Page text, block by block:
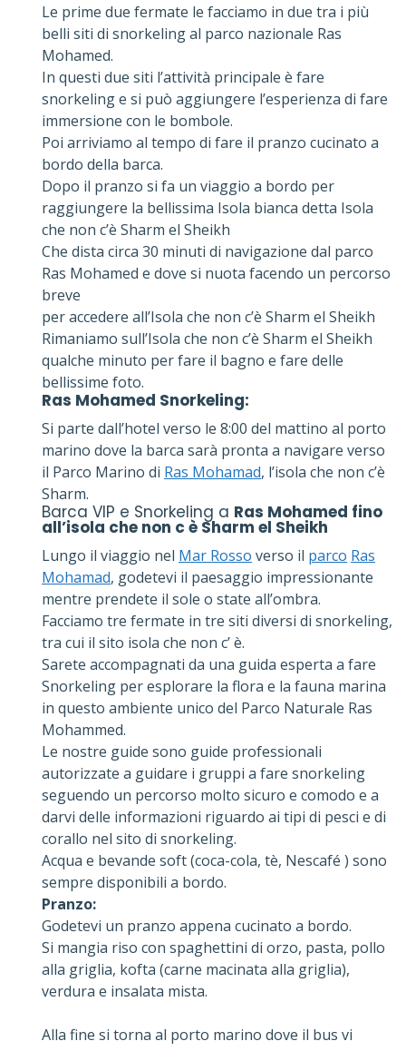
Le prime due fermate le facciamo in due tra i più
belli siti di snorkeling al parco nazionale Ras
Mohamed.
In questi due siti l’attività principale è fare
snorkeling e si può aggiungere l’esperienza di fare
immersione con le bombole.
Poi arriviamo al tempo di fare il pranzo cucinato a
bordo della barca.
Dopo il pranzo si fa un viaggio a bordo per
raggiungere la bellissima Isola bianca detta Isola
che non c’è Sharm el Sheikh
Che dista circa 30 minuti di navigazione dal parco
Ras Mohamed e dove si nuota facendo un percorso
breve
per accedere all’Isola che non c’è Sharm el Sheikh
Rimaniamo sull’Isola che non c’è Sharm el Sheikh
qualche minuto per fare il bagno e fare delle
bellissime foto.
Ras Mohamed Snorkeling:
Si parte dall’hotel verso le 8:00 del mattino al porto
marino dove la barca sarà pronta a navigare verso
il Parco Marino di Ras Mohamad, l’isola che non c’è
Sharm.
Barca VIP e Snorkeling a Ras Mohamed fino
all’isola che non c è Sharm el Sheikh
Lungo il viaggio nel Mar Rosso verso il parco Ras
Mohamad, godetevi il paesaggio impressionante
mentre prendete il sole o state all’ombra.
Facciamo tre fermate in tre siti diversi di snorkeling,
tra cui il sito isola che non c’ è.
Sarete accompagnati da una guida esperta a fare
Snorkeling per esplorare la flora e la fauna marina
in questo ambiente unico del Parco Naturale Ras
Mohammed.
Le nostre guide sono guide professionali
autorizzate a guidare i gruppi a fare snorkeling
seguendo un percorso molto sicuro e comodo e a
darvi delle informazioni riguardo ai tipi di pesci e di
corallo nel sito di snorkeling.
Acqua e bevande soft (coca-cola, tè, Nescafé ) sono
sempre disponibili a bordo.
Pranzo:
Godetevi un pranzo appena cucinato a bordo.
Si mangia riso con spaghettini di orzo, pasta, pollo
alla griglia, kofta (carne macinata alla griglia),
verdura e insalata mista.
Alla fine si torna al porto marino dove il bus vi